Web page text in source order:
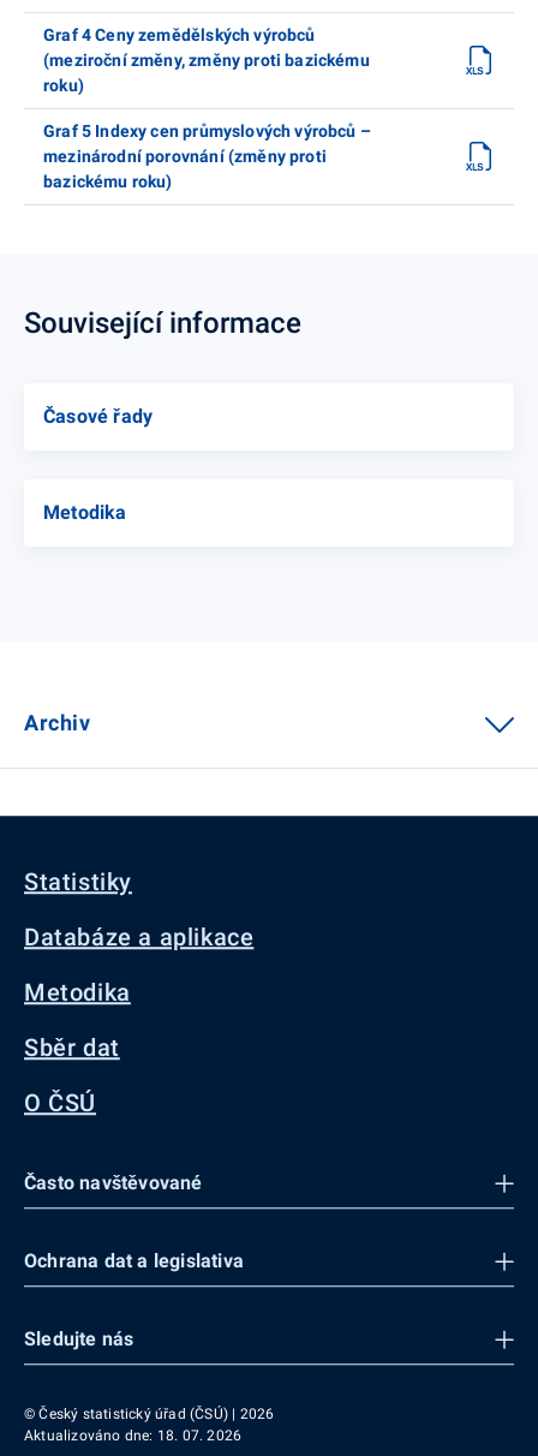
Graf 4 Ceny zemědělských výrobců
(meziroční změny, změny proti bazickému
roku)
Graf 5 Indexy cen průmyslových výrobců –
mezinárodní porovnání (změny proti
bazickému roku)
Související informace
Časové řady
Metodika
Archiv
Statistiky
Databáze a aplikace
Metodika
Sběr dat
O ČSÚ
Často navštěvované
Ochrana dat a legislativa
Sledujte nás
© Český statistický úřad (ČSÚ) | 2026
Aktualizováno dne: 18. 07. 2026